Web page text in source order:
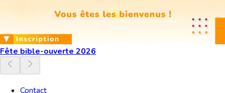
Fête bible-ouverte 2026
Contact